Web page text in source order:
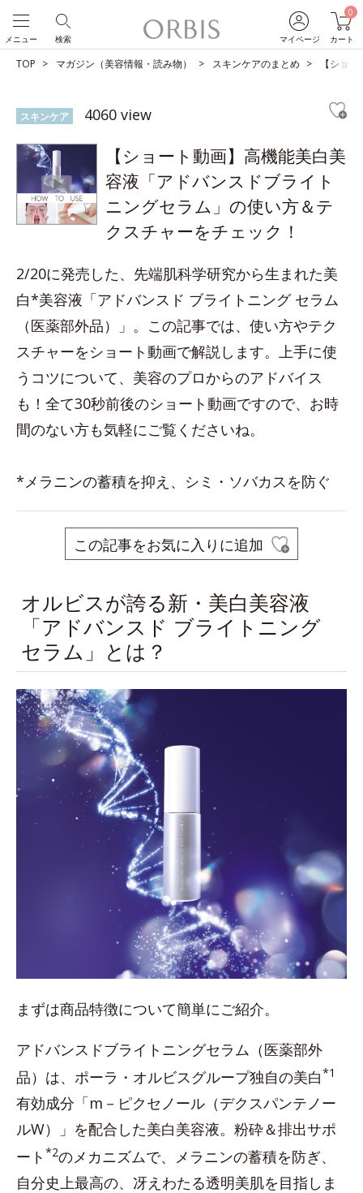
マイページ
0
カート
検索
メニュー
TOP マガジン（美容情報・読み物） スキンケアのまとめ 【ショ
スキンケア 4060 view
【ショート動画】高機能美白美
容液「アドバンスドブライト
ニングセラム」の使い方＆テ
クスチャーをチェック！
2/20に発売した、先端肌科学研究から生まれた美
白*美容液「アドバンスド ブライトニング セラム
（医薬部外品）」。この記事では、使い方やテク
スチャーをショート動画で解説します。上手に使
うコツについて、美容のプロからのアドバイス
も！全て30秒前後のショート動画ですので、お時
間のない方も気軽にご覧くださいね。
*メラニンの蓄積を抑え、シミ・ソバカスを防ぐ
この記事をお気に入りに追加
オルビスが誇る新・美白美容液
「アドバンスド ブライトニング
セラム」とは？
まずは商品特徴について簡単にご紹介。
アドバンスドブライトニングセラム（医薬部外
品）は、ポーラ・オルビスグループ独自の美白*1
有効成分「m－ピクセノール（デクスパンテノー
ルW）」を配合した美白美容液。粉砕＆排出サポ
ート *2のメカニズムで、メラニンの蓄積を防ぎ、
自分史上最高の、冴えわたる透明美肌を目指しま